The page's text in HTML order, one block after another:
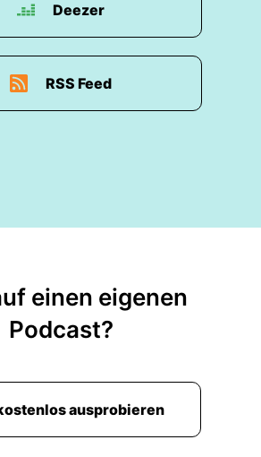
Deezer
RSS Feed
einen eigenen
Podcast?
ausprobieren